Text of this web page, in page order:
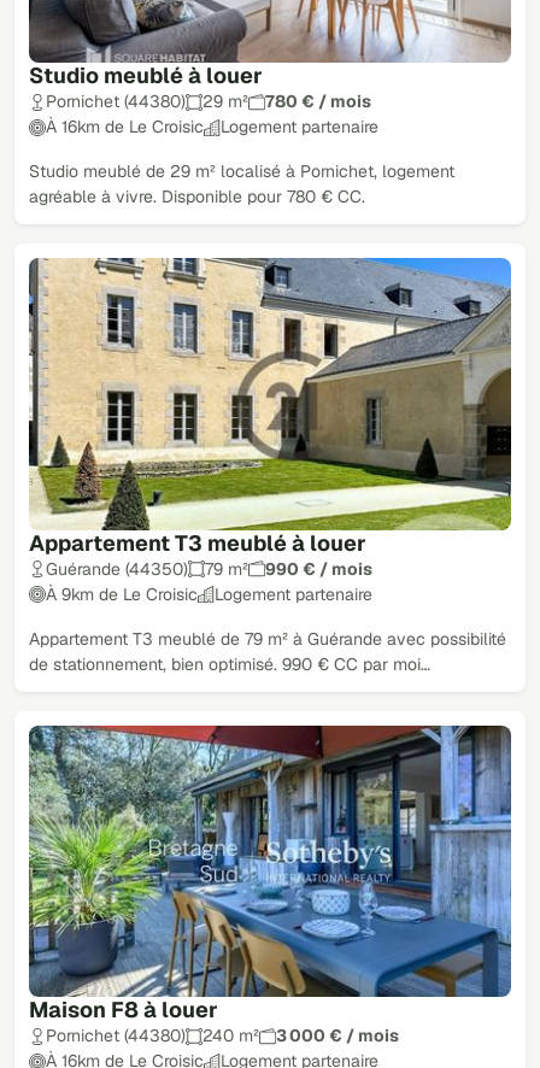
Studio meublé à louer
Pornichet (44380) 29 m²
780 € / mois
À 16km de Le Croisic
Logement partenaire
Studio meublé de 29 m² localisé à Pornichet, logement
agréable à vivre. Disponible pour 780 € CC.
Appartement T3 meublé à louer
Guérande (44350) 79 m²
990 € / mois
À 9km de Le Croisic
Logement partenaire
Appartement T3 meublé de 79 m² à Guérande avec possibilité
de stationnement, bien optimisé. 990 € CC par moi…
Maison F8 à louer
Pornichet (44380) 240 m²
3 000 € / mois
À 16km de Le Croisic
Logement partenaire